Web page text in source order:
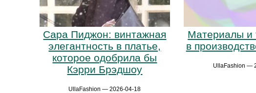
Сара Пиджон: винтажная
элегантность в платье,
которое одобрила бы
Кэрри Брэдшоу
UllaFashion — 2026-04-18
Материалы и
в
UllaFashion —